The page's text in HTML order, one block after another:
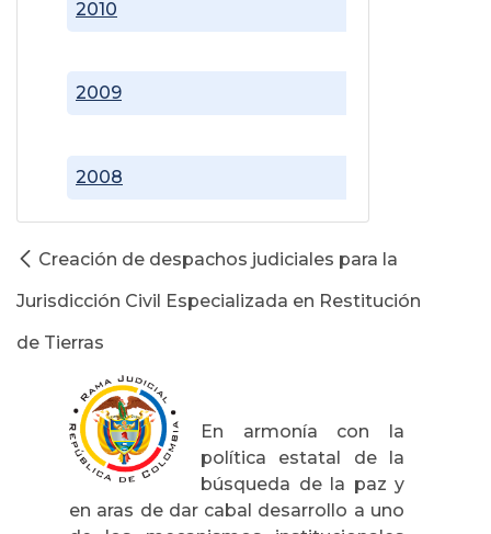
2008
2009
2010
Creación de despachos judiciales para la
Jurisdicción Civil Especializada en Restitución
de Tierras
En armonía con la
política estatal de la
búsqueda de la paz y
en aras de dar cabal desarrollo a uno